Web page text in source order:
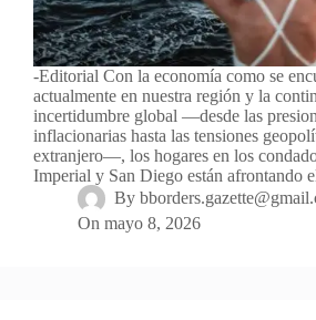
-Editorial Con la economía como se
actualmente en nuestra región y la
incertidumbre global —desde las
inflacionarias hasta las tensiones
extranjero—, los hogares en los
Imperial y San Diego están afrontando
By
On mayo 8, 2026